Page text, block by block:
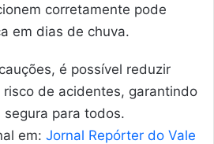
corretamente pode
em dias de chuva.
é possível reduzir
de acidentes, garantindo
para todos.
em: Jornal Repórter do Vale